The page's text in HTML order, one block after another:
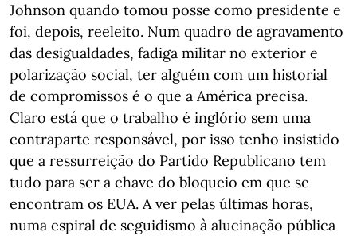
Johnson quando tomou posse como presidente e
foi, depois, reeleito. Num quadro de agravamento
das desigualdades, fadiga militar no exterior e
polarização social, ter alguém com um historial
de compromissos é o que a América precisa.
Claro está que o trabalho é inglório sem uma
contraparte responsável, por isso tenho insistido
que a ressurreição do Partido Republicano tem
tudo para ser a chave do bloqueio em que se
encontram os EUA. A ver pelas últimas horas,
numa espiral de seguidismo à alucinação pública